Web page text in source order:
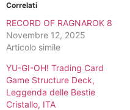
Correlati
RECORD OF RAGNAROK 8
Novembre 12, 2025
Articolo simile
YU-GI-OH! Trading Card
Game Structure Deck,
Leggenda delle Bestie
Cristallo, ITA